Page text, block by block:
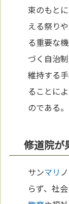
束のもと
える祭りや
る重要な
づく自治
維持する
ることに
のである。
修道院が
サンマリ
らず、社